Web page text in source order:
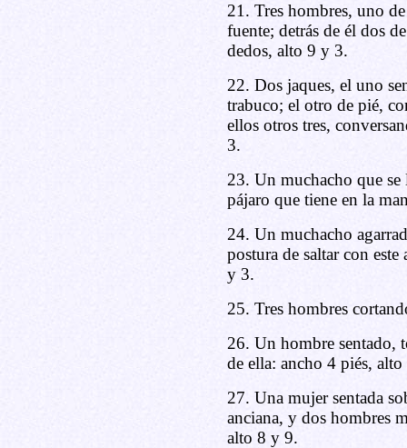
21. Tres hombres, uno
fuente; detrás de él dos
dedos, alto 9 y 3.
22. Dos jaques, el uno
trabuco; el otro de pié,
ellos otros tres,
3.
23. Un muchacho que
pájaro que tiene en la
24. Un muchacho
postura de saltar con
y 3.
25. Tres hombres
26. Un hombre sentado,
de ella: ancho 4 piés, alto
27. Una mujer sentada
anciana, y dos hombres
alto 8 y 9.